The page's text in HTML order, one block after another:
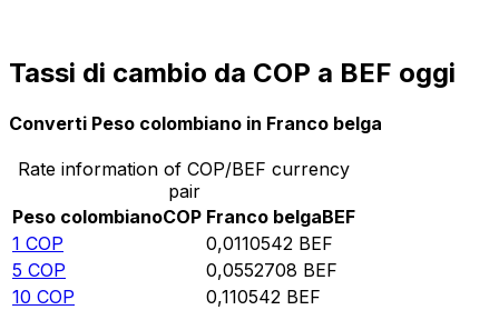
Tassi di cambio da COP a BEF oggi
Converti Peso colombiano in Franco belga
Rate information of COP/BEF currency
pair
Peso colombianoCOP Franco belgaBEF
1 COP 0,0110542 BEF
5 COP 0,0552708 BEF
10 COP 0,110542 BEF